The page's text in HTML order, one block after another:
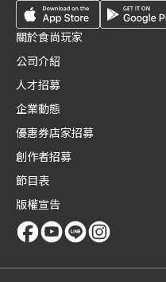
關於食尚玩家
公司介紹
人才招募
企業動態
優惠券店家招募
創作者招募
節目表
版權宣告